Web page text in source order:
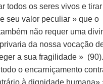
todos os seres vivos e
seu valor peculiar » que o
não requer uma
da nossa vocação
a sua fragilidade »
o encarniçamento
à dignidade humana»